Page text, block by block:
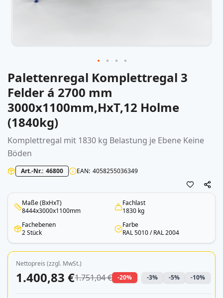
Zum
Anfang
der
Bildergalerie
springen
Palettenregal Komplettregal 3
Felder á 2700 mm
3000x1100mm,HxT,12 Holme
(1840kg)
Komplettregal mit 1830 kg Belastung je Ebene Keine
Böden
Art.-Nr. 46800 EAN 4058255036349
Maße (BxHxT)
8444x3000x1100mm
Fachlast
1830 kg
Fachebenen
2 Stück
Farbe
RAL 5010 / RAL 2004
Nettopreis (zzgl. MwSt.)
1.400,83 €1.751,04 € -20% -3% -5% -10%